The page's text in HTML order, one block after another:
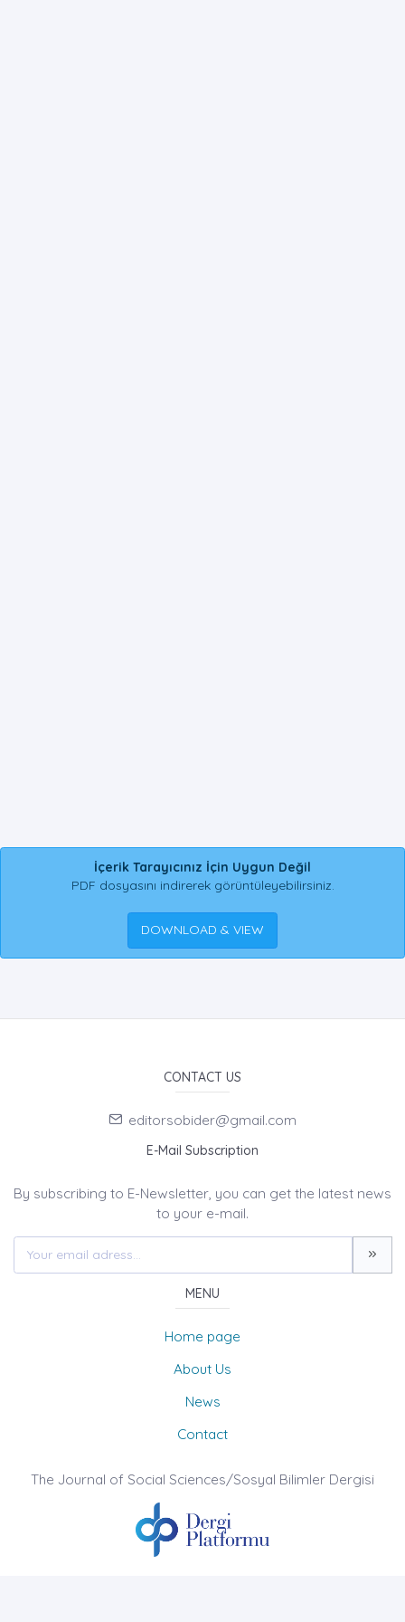
İçerik Tarayıcınız İçin Uygun Değil
PDF dosyasını indirerek görüntüleyebilirsiniz.
DOWNLOAD & VIEW
CONTACT US
editorsobider@gmail.com
E-Mail Subscription
By subscribing to E-Newsletter, you can get the latest news
to your e-mail.
MENU
Home page
About Us
News
Contact
The Journal of Social Sciences/Sosyal Bilimler Dergisi